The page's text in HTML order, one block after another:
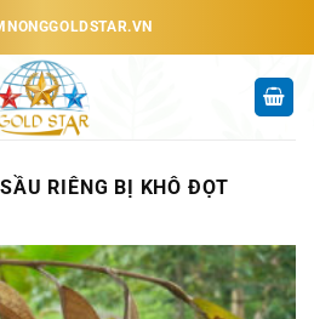
SẦU RIÊNG BỊ KHÔ ĐỌT